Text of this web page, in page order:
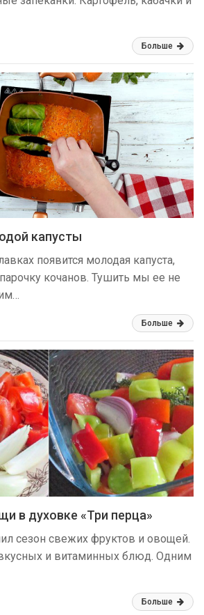
Больше
капусты
появится молодая капуста,
кочанов. Тушить мы ее не
Больше
в духовке «Три перца»
сезон свежих фруктов и овощей.
и витаминных блюд. Одним
Больше